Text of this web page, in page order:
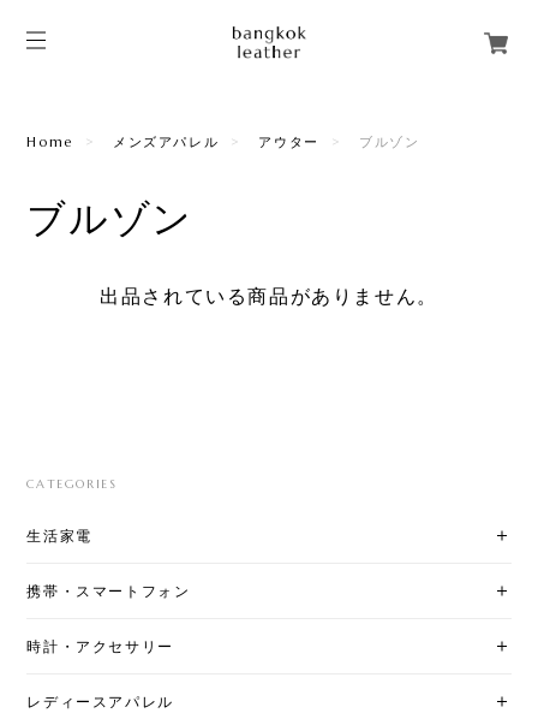
Home メンズアパレル アウター ブルゾン
ブルゾン
出品されている商品がありません。
CATEGORIES
生活家電
携帯・スマートフォン
時計・アクセサリー
レディースアパレル